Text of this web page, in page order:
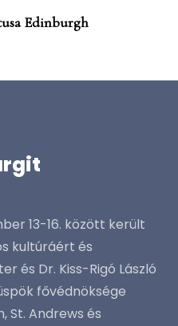
Edinburgh
13-16. között került
kultúráért és
és Dr. Kiss-Rigó László
fővédnöksége
St. Andrews és